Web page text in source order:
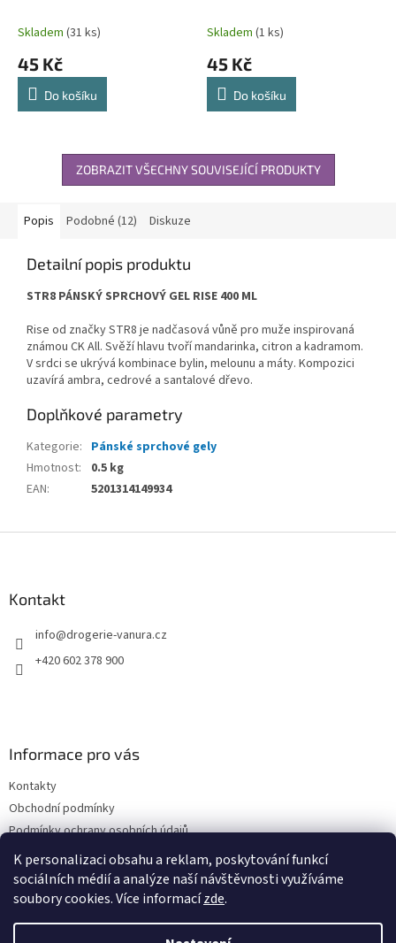
K personalizaci obsahu a reklam, poskytování funkcí
sociálních médií a analýze naší návštěvnosti využíváme
soubory cookies. Více informacízde.
Skladem (31 ks)
45 Kč
Do košíku
Skladem (1 ks)
45 Kč
Do košíku
ZOBRAZIT VŠECHNY SOUVISEJÍCÍ PRODUKTY
Popis Podobné (12) Diskuze
Detailní popis produktu
STR8 PÁNSKÝ SPRCHOVÝ GEL RISE 400 ML
Rise od značky STR8 je nadčasová vůně pro muže inspirovaná
známou CK All. Svěží hlavu tvoří mandarinka, citron a kadramom.
V srdci se ukrývá kombinace bylin, melounu a máty. Kompozici
uzavírá ambra, cedrové a santalové dřevo.
Doplňkové parametry
Kategorie: Pánské sprchové gely
Hmotnost:
0.5 kg
EAN: 5201314149934
Kontakt
info@drogerie-vanura.cz
+420 602 378 900
Informace pro vás
Kontakty
Obchodní podmínky
Podmínky ochrany osobních údajů
Dodací a platební podmínky